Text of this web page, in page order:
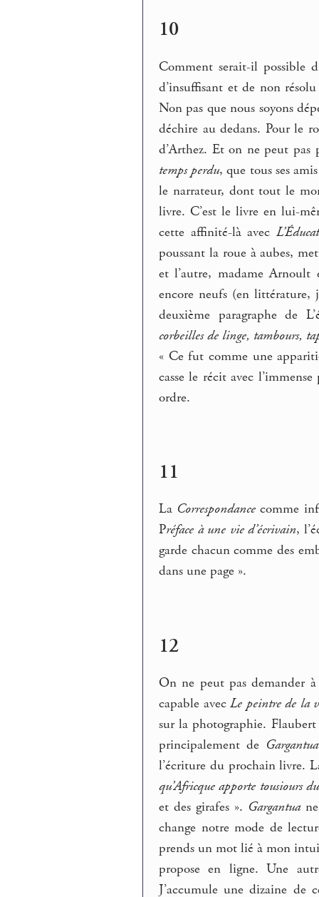
10
Comment serait-il possible
d’insuffisant et de non
Non pas que nous soyons
déchire au dedans. Pour le
d’Arthez. Et on ne peut
temps perdu, que tous ses
le narrateur, dont tout le
livre. C’est le livre en lui-
cette affinité-là avec
poussant la roue à aubes,
et l’autre, madame Arnoult
encore neufs (en littérature,
deuxième paragraphe de
corbeilles de linge, tambours,
« Ce fut comme une
casse le récit avec
ordre.
11
La Correspondance comme
Préface à une vie d’écrivain,
garde chacun comme des
dans une page ».
12
On ne peut pas demander
capable avecLe peintre de la
sur la photographie.
principalement de Gargantua
l’écriture du prochain livre.
qu’Africque apporte tousiours
et des girafes ». Gargantuane
change notre mode de
prends un mot lié à mon
propose en ligne. Une
J’accumule une dizaine de